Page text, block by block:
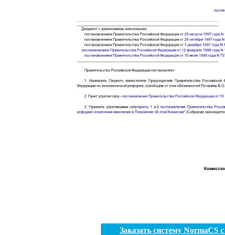
Заказать систему